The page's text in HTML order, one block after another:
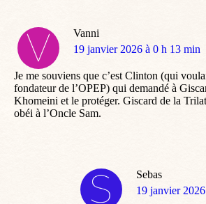
Vanni
dit
19 janvier 2026 à 0 h 13 min
Je me souviens que c’est Clinton (qui
fondateur de l’OPEP) qui demandé à
Khomeini et le protéger. Giscard de la
obéi à l’Oncle Sam.
Sebas
dit
19 janvier